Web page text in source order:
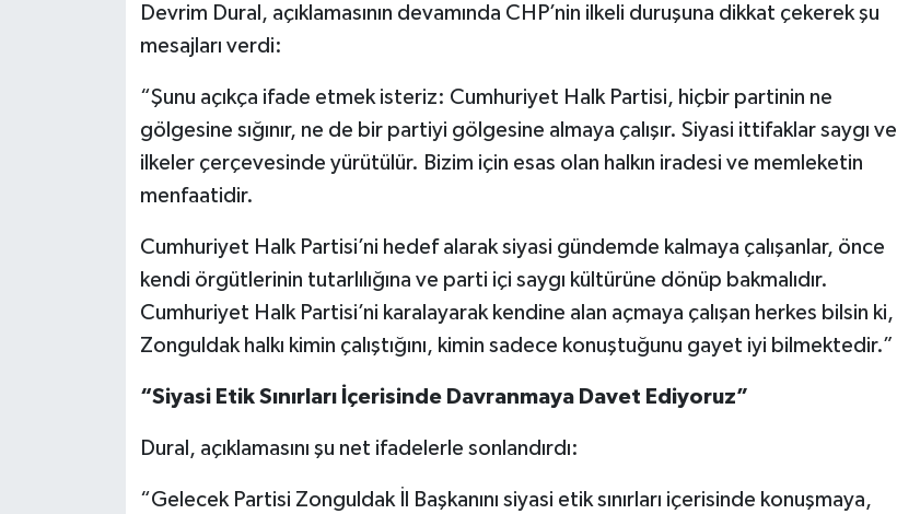
Devrim Dural, açıklamasının devamında CHP’nin ilkeli duruşuna dikkat çekerek şu
mesajları verdi:
“Şunu açıkça ifade etmek isteriz: Cumhuriyet Halk Partisi, hiçbir partinin ne
gölgesine sığınır, ne de bir partiyi gölgesine almaya çalışır. Siyasi ittifaklar saygı ve
ilkeler çerçevesinde yürütülür. Bizim için esas olan halkın iradesi ve memleketin
menfaatidir.
Cumhuriyet Halk Partisi’ni hedef alarak siyasi gündemde kalmaya çalışanlar, önce
kendi örgütlerinin tutarlılığına ve parti içi saygı kültürüne dönüp bakmalıdır.
Cumhuriyet Halk Partisi’ni karalayarak kendine alan açmaya çalışan herkes bilsin ki,
Zonguldak halkı kimin çalıştığını, kimin sadece konuştuğunu gayet iyi bilmektedir.”
“Siyasi Etik Sınırları İçerisinde Davranmaya Davet Ediyoruz”
Dural, açıklamasını şu net ifadelerle sonlandırdı:
“Gelecek Partisi Zonguldak İl Başkanını siyasi etik sınırları içerisinde konuşmaya,